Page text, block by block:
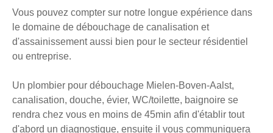
Vous pouvez compter sur notre longue expérience dans
le domaine de débouchage de canalisation et
d'assainissement aussi bien pour le secteur résidentiel
ou entreprise.
Un plombier pour débouchage Mielen-Boven-Aalst,
canalisation, douche, évier, WC/toilette, baignoire se
rendra chez vous en moins de 45min afin d'établir tout
d'abord un diagnostique, ensuite il vous communiquera